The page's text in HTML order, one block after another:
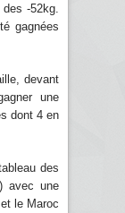
-52kg.
gagnées
devant
une
dont 4 en
des
avec une
le Maroc